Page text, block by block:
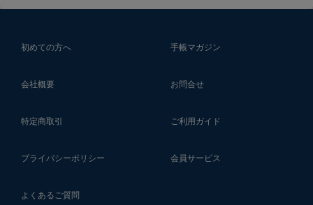
初めての方へ 手帳マガジン
会社概要 お問合せ
特定商取引 ご利用ガイド
プライバシーポリシー 会員サービス
よくあるご質問